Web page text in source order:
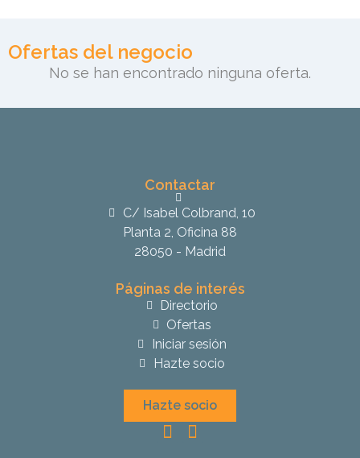
Ofertas del negocio
No se han encontrado ninguna oferta.
Contactar
C/ Isabel Colbrand, 10
Planta 2, Oficina 88
28050 - Madrid
Páginas de interés
Directorio
Ofertas
Iniciar sesión
Hazte socio
Hazte socio